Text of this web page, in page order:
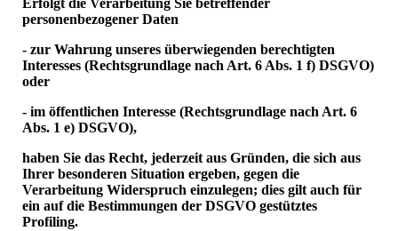
Erfolgt die Verarbeitung Sie betreffender
personenbezogener Daten
- zur Wahrung unseres überwiegenden berechtigten
Interesses (Rechtsgrundlage nach Art. 6 Abs. 1 f) DSGVO)
oder
- im öffentlichen Interesse (Rechtsgrundlage nach Art. 6
Abs. 1 e) DSGVO),
haben Sie das Recht, jederzeit aus Gründen, die sich aus
Ihrer besonderen Situation ergeben, gegen die
Verarbeitung Widerspruch einzulegen; dies gilt auch für
ein auf die Bestimmungen der DSGVO gestütztes
Profiling.